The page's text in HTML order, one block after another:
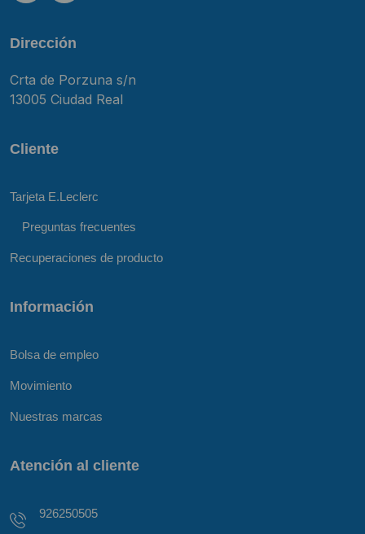
Dirección
Crta de Porzuna s/n
13005 Ciudad Real
Cliente
Tarjeta E.Leclerc
Preguntas frecuentes
Recuperaciones de producto
Información
Bolsa de empleo
Movimiento
Nuestras marcas
Atención al cliente
926250505